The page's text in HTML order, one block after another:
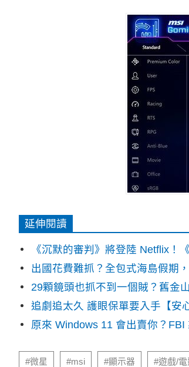
延伸閱讀
《沉默的審判》將登陸 Netflix！
出國花費難抓？全包式海島假期
29顆鏡頭也抓不到一個賊？舊金
追劇追太久 護眼保單要入手【安
原來 Windows 11 會出賣你？
#微星 #msi #顯示器 #遊戲/電